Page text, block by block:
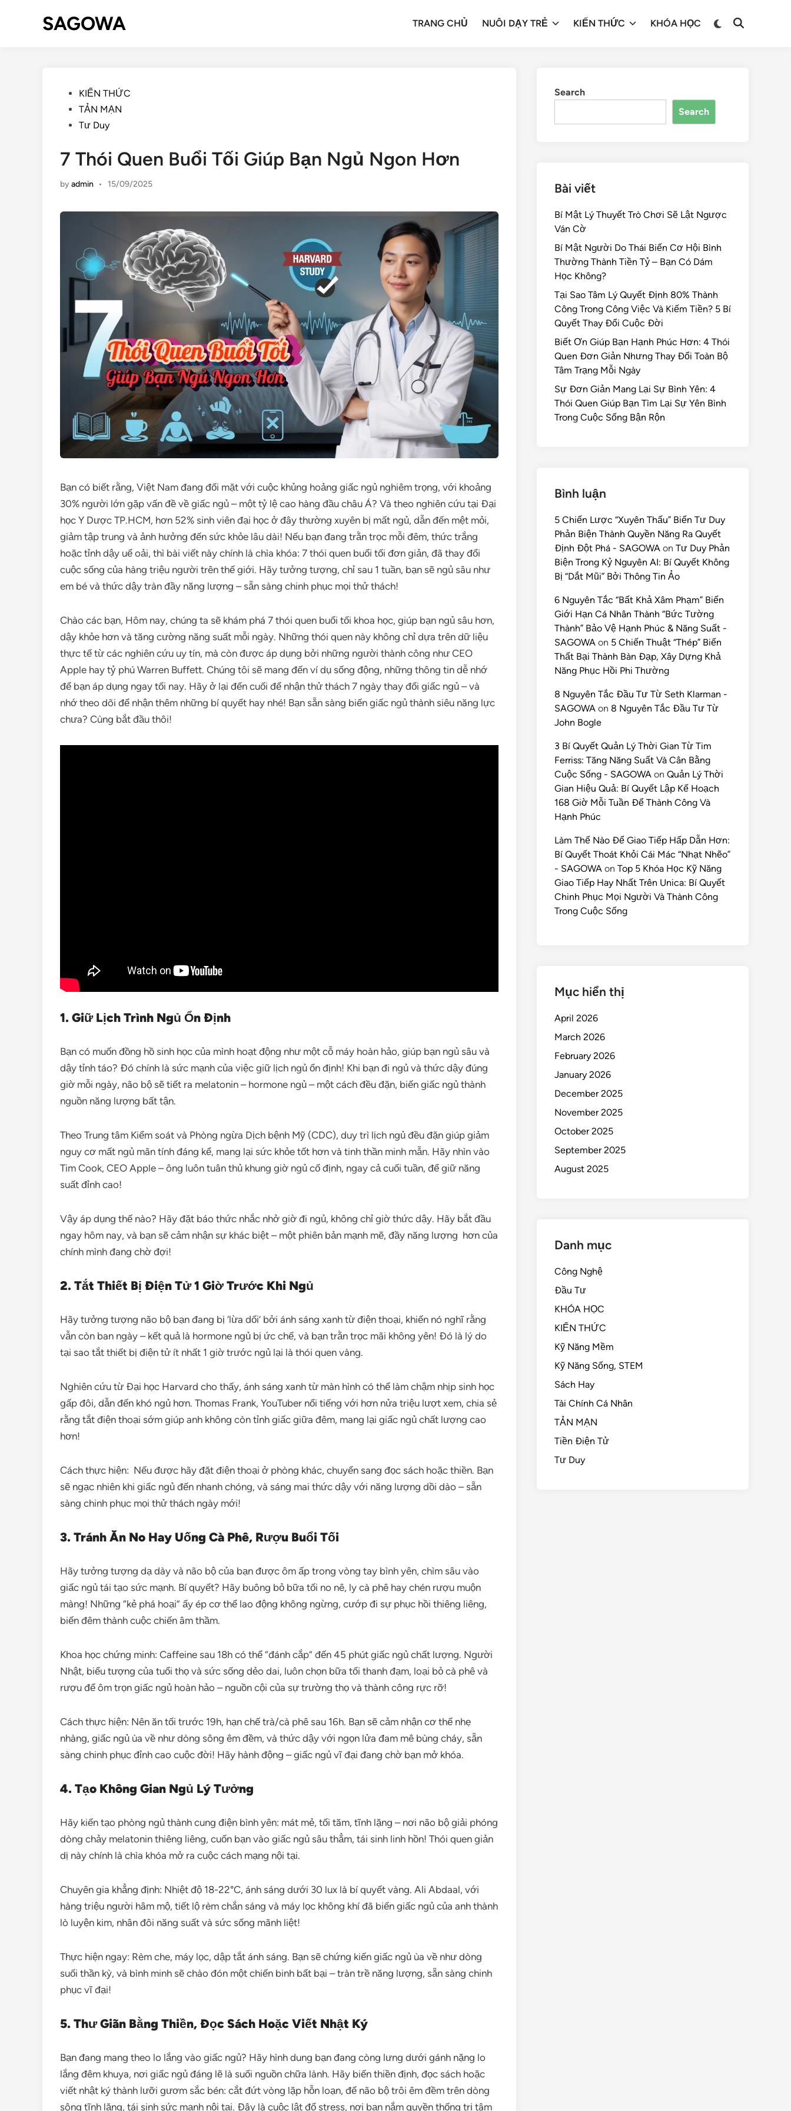
SAGOWA TRANG CHỦ NUÔI DẠY TRẺ KIẾN THỨC KHÓA HỌC
KIẾN THỨC
TẢN MẠN
Tư Duy
7 Thói Quen Buổi Tối Giúp Bạn Ngủ Ngon Hơn
byadmin • 15/09/2025
Bạn có biết rằng, Việt Nam đang đối mặt với cuộc khủng hoảng giấc ngủ nghiêm trọng, với khoảng
30% người lớn gặp vấn đề về giấc ngủ – một tỷ lệ cao hàng đầu châu Á? Và theo nghiên cứu tại Đại
học Y Dược TP.HCM, hơn 52% sinh viên đại học ở đây thường xuyên bị mất ngủ, dẫn đến mệt mỏi,
giảm tập trung và ảnh hưởng đến sức khỏe lâu dài! Nếu bạn đang trằn trọc mỗi đêm, thức trắng
hoặc tỉnh dậy uể oải, thì bài viết này chính là chìa khóa: 7 thói quen buổi tối đơn giản, đã thay đổi
cuộc sống của hàng triệu người trên thế giới. Hãy tưởng tượng, chỉ sau 1 tuần, bạn sẽ ngủ sâu như
em bé và thức dậy tràn đầy năng lượng – sẵn sàng chinh phục mọi thử thách!
Chào các bạn, Hôm nay, chúng ta sẽ khám phá 7 thói quen buổi tối khoa học, giúp bạn ngủ sâu hơn,
dậy khỏe hơn và tăng cường năng suất mỗi ngày. Những thói quen này không chỉ dựa trên dữ liệu
thực tế từ các nghiên cứu uy tín, mà còn được áp dụng bởi những người thành công như CEO
Apple hay tỷ phú Warren Buffett. Chúng tôi sẽ mang đến ví dụ sống động, những thông tin dễ nhớ
để bạn áp dụng ngay tối nay. Hãy ở lại đến cuối để nhận thử thách 7 ngày thay đổi giấc ngủ – và
nhớ theo dõi để nhận thêm những bí quyết hay nhé! Bạn sẵn sàng biến giấc ngủ thành siêu năng lực
chưa? Cùng bắt đầu thôi!
1. Giữ Lịch Trình Ngủ Ổn Định
Bạn có muốn đồng hồ sinh học của mình hoạt động như một cỗ máy hoàn hảo, giúp bạn ngủ sâu và
dậy tỉnh táo? Đó chính là sức mạnh của việc giữ lịch ngủ ổn định! Khi bạn đi ngủ và thức dậy đúng
giờ mỗi ngày, não bộ sẽ tiết ra melatonin – hormone ngủ – một cách đều đặn, biến giấc ngủ thành
nguồn năng lượng bất tận.
Theo Trung tâm Kiểm soát và Phòng ngừa Dịch bệnh Mỹ (CDC), duy trì lịch ngủ đều đặn giúp giảm
nguy cơ mất ngủ mãn tính đáng kể, mang lại sức khỏe tốt hơn và tinh thần minh mẫn. Hãy nhìn vào
Tim Cook, CEO Apple – ông luôn tuân thủ khung giờ ngủ cố định, ngay cả cuối tuần, để giữ năng
suất đỉnh cao!
Vậy áp dụng thế nào? Hãy đặt báo thức nhắc nhở giờ đi ngủ, không chỉ giờ thức dậy. Hãy bắt đầu
ngay hôm nay, và bạn sẽ cảm nhận sự khác biệt – một phiên bản mạnh mẽ, đầy năng lượng hơn của
chính mình đang chờ đợi!
2. Tắt Thiết Bị Điện Tử 1 Giờ Trước Khi Ngủ
Hãy tưởng tượng não bộ bạn đang bị ‘lừa dối’ bởi ánh sáng xanh từ điện thoại, khiến nó nghĩ rằng
vẫn còn ban ngày – kết quả là hormone ngủ bị ức chế, và bạn trằn trọc mãi không yên! Đó là lý do
tại sao tắt thiết bị điện tử ít nhất 1 giờ trước ngủ lại là thói quen vàng.
Nghiên cứu từ Đại học Harvard cho thấy, ánh sáng xanh từ màn hình có thể làm chậm nhịp sinh học
gấp đôi, dẫn đến khó ngủ hơn. Thomas Frank, YouTuber nổi tiếng với hơn nửa triệu lượt xem, chia sẻ
rằng tắt điện thoại sớm giúp anh không còn tỉnh giấc giữa đêm, mang lại giấc ngủ chất lượng cao
hơn!
Cách thực hiện: Nếu được hãy đặt điện thoại ở phòng khác, chuyển sang đọc sách hoặc thiền. Bạn
sẽ ngạc nhiên khi giấc ngủ đến nhanh chóng, và sáng mai thức dậy với năng lượng dồi dào – sẵn
sàng chinh phục mọi thử thách ngày mới!
3. Tránh Ăn No Hay Uống Cà Phê, Rượu Buổi Tối
Hãy tưởng tượng dạ dày và não bộ của bạn được ôm ấp trong vòng tay bình yên, chìm sâu vào
giấc ngủ tái tạo sức mạnh. Bí quyết? Hãy buông bỏ bữa tối no nê, ly cà phê hay chén rượu muộn
màng! Những “kẻ phá hoại” ấy ép cơ thể lao động không ngừng, cướp đi sự phục hồi thiêng liêng,
biến đêm thành cuộc chiến âm thầm.
Khoa học chứng minh: Caffeine sau 18h có thể “đánh cắp” đến 45 phút giấc ngủ chất lượng. Người
Nhật, biểu tượng của tuổi thọ và sức sống dẻo dai, luôn chọn bữa tối thanh đạm, loại bỏ cà phê và
rượu để ôm trọn giấc ngủ hoàn hảo – nguồn cội của sự trường thọ và thành công rực rỡ!
Cách thực hiện: Nên ăn tối trước 19h, hạn chế trà/cà phê sau 16h. Bạn sẽ cảm nhận cơ thể nhẹ
nhàng, giấc ngủ ùa về như dòng sông êm đềm, và thức dậy với ngọn lửa đam mê bùng cháy, sẵn
sàng chinh phục đỉnh cao cuộc đời! Hãy hành động – giấc ngủ vĩ đại đang chờ bạn mở khóa.
4. Tạo Không Gian Ngủ Lý Tưởng
Hãy kiến tạo phòng ngủ thành cung điện bình yên: mát mẻ, tối tăm, tĩnh lặng – nơi não bộ giải phóng
dòng chảy melatonin thiêng liêng, cuốn bạn vào giấc ngủ sâu thẳm, tái sinh linh hồn! Thói quen giản
dị này chính là chìa khóa mở ra cuộc cách mạng nội tại.
Chuyên gia khẳng định: Nhiệt độ 18-22°C, ánh sáng dưới 30 lux là bí quyết vàng. Ali Abdaal, với
hàng triệu người hâm mộ, tiết lộ rèm chắn sáng và máy lọc không khí đã biến giấc ngủ của anh thành
lò luyện kim, nhân đôi năng suất và sức sống mãnh liệt!
Thực hiện ngay: Rèm che, máy lọc, dập tắt ánh sáng. Bạn sẽ chứng kiến giấc ngủ ùa về như dòng
suối thần kỳ, và bình minh sẽ chào đón một chiến binh bất bại – tràn trề năng lượng, sẵn sàng chinh
phục vĩ đại!
5. Thư Giãn Bằng Thiền, Đọc Sách Hoặc Viết Nhật Ký
Bạn đang mang theo lo lắng vào giấc ngủ? Hãy hình dung bạn đang còng lưng dưới gánh nặng lo
lắng đêm khuya, nơi giấc ngủ đáng lẽ là suối nguồn chữa lành. Hãy biến thiền định, đọc sách hoặc
viết nhật ký thành lưỡi gươm sắc bén: cắt đứt vòng lặp hỗn loạn, để não bộ trôi êm đềm trên dòng
sông tĩnh lặng, tái sinh sức mạnh nội tại. Đây là cuộc lật đổ stress, nơi bạn nắm quyền thống trị tâm
Search
Search
Bài viết
Bí Mật Lý Thuyết Trò Chơi Sẽ Lật Ngược
Ván Cờ
Bí Mật Người Do Thái Biến Cơ Hội Bình
Thường Thành Tiền Tỷ – Bạn Có Dám
Học Không?
Tại Sao Tâm Lý Quyết Định 80% Thành
Công Trong Công Việc Và Kiếm Tiền? 5 Bí
Quyết Thay Đổi Cuộc Đời
Biết Ơn Giúp Bạn Hạnh Phúc Hơn: 4 Thói
Quen Đơn Giản Nhưng Thay Đổi Toàn Bộ
Tâm Trạng Mỗi Ngày
Sự Đơn Giản Mang Lại Sự Bình Yên: 4
Thói Quen Giúp Bạn Tìm Lại Sự Yên Bình
Trong Cuộc Sống Bận Rộn
Bình luận
5 Chiến Lược “Xuyên Thấu” Biến Tư Duy
Phản Biện Thành Quyền Năng Ra Quyết
Định Đột Phá - SAGOWA on Tư Duy Phản
Biện Trong Kỷ Nguyên AI: Bí Quyết Không
Bị “Dắt Mũi” Bởi Thông Tin Ảo
6 Nguyên Tắc “Bất Khả Xâm Phạm” Biến
Giới Hạn Cá Nhân Thành “Bức Tường
Thành” Bảo Vệ Hạnh Phúc & Năng Suất -
SAGOWA on 5 Chiến Thuật “Thép” Biến
Thất Bại Thành Bàn Đạp, Xây Dựng Khả
Năng Phục Hồi Phi Thường
8 Nguyên Tắc Đầu Tư Từ Seth Klarman -
SAGOWA on 8 Nguyên Tắc Đầu Tư Từ
John Bogle
3 Bí Quyết Quản Lý Thời Gian Từ Tim
Ferriss: Tăng Năng Suất Và Cân Bằng
Cuộc Sống - SAGOWA on Quản Lý Thời
Gian Hiệu Quả: Bí Quyết Lập Kế Hoạch
168 Giờ Mỗi Tuần Để Thành Công Và
Hạnh Phúc
Làm Thế Nào Để Giao Tiếp Hấp Dẫn Hơn:
Bí Quyết Thoát Khỏi Cái Mác “Nhạt Nhẽo”
- SAGOWA on Top 5 Khóa Học Kỹ Năng
Giao Tiếp Hay Nhất Trên Unica: Bí Quyết
Chinh Phục Mọi Người Và Thành Công
Trong Cuộc Sống
Mục hiển thị
April 2026
March 2026
February 2026
January 2026
December 2025
November 2025
October 2025
September 2025
August 2025
Danh mục
Công Nghệ
Đầu Tư
KHÓA HỌC
KIẾN THỨC
Kỹ Năng Mềm
Kỹ Năng Sống, STEM
Sách Hay
Tài Chính Cá Nhân
TẢN MẠN
Tiền Điện Tử
Tư Duy